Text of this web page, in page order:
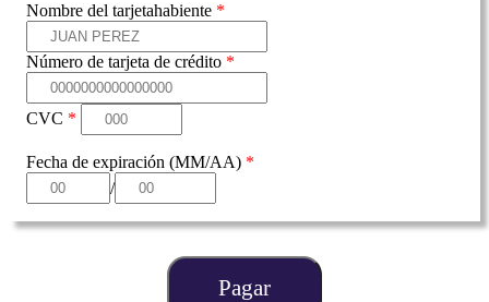
Nombre del tarjetahabiente *
Número de tarjeta de crédito *
CVC *
Fecha de expiración (MM/AA) *
/
Pagar